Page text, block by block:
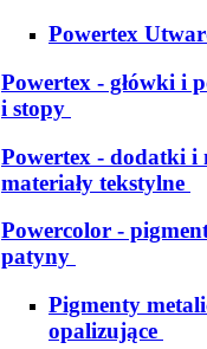
Powertex
Powertex - główki i
i stopy
Powertex - dodatki i
materiały tekstylne
Powercolor -
patyny
Pigmenty
opalizujące